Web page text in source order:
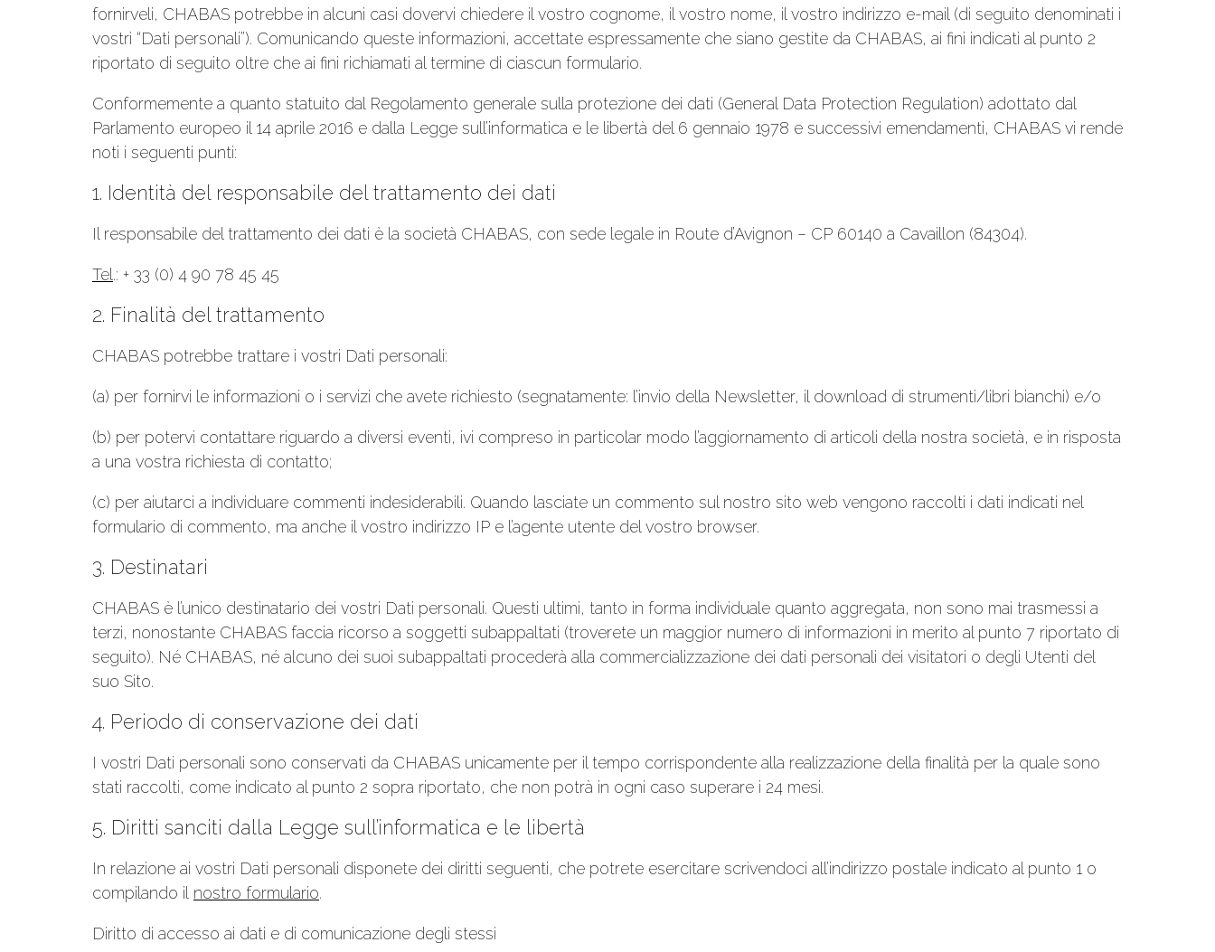
fornirveli, CHABAS potrebbe in alcuni casi dovervi chiedere il vostro cognome, il vostro nome, il vostro indirizzo e-mail (di seguito denominati i
vostri “Dati personali”). Comunicando queste informazioni, accettate espressamente che siano gestite da CHABAS, ai fini indicati al punto 2
riportato di seguito oltre che ai fini richiamati al termine di ciascun formulario.
Conformemente a quanto statuito dal Regolamento generale sulla protezione dei dati (General Data Protection Regulation) adottato dal
Parlamento europeo il 14 aprile 2016 e dalla Legge sull’informatica e le libertà del 6 gennaio 1978 e successivi emendamenti, CHABAS vi rende
noti i seguenti punti:
1. Identità del responsabile del trattamento dei dati
Il responsabile del trattamento dei dati è la società CHABAS, con sede legale in Route d’Avignon – CP 60140 a Cavaillon (84304).
Tel .: + 33 (0) 4 90 78 45 45
2. Finalità del trattamento
CHABAS potrebbe trattare i vostri Dati personali:
(a) per fornirvi le informazioni o i servizi che avete richiesto (segnatamente: l’invio della Newsletter, il download di strumenti/libri bianchi) e/o
(b) per potervi contattare riguardo a diversi eventi, ivi compreso in particolar modo l’aggiornamento di articoli della nostra società, e in risposta
a una vostra richiesta di contatto;
(c) per aiutarci a individuare commenti indesiderabili. Quando lasciate un commento sul nostro sito web vengono raccolti i dati indicati nel
formulario di commento, ma anche il vostro indirizzo IP e l’agente utente del vostro browser.
3. Destinatari
CHABAS è l’unico destinatario dei vostri Dati personali. Questi ultimi, tanto in forma individuale quanto aggregata, non sono mai trasmessi a
terzi, nonostante CHABAS faccia ricorso a soggetti subappaltati (troverete un maggior numero di informazioni in merito al punto 7 riportato di
seguito). Né CHABAS, né alcuno dei suoi subappaltati procederà alla commercializzazione dei dati personali dei visitatori o degli Utenti del
suo Sito.
4. Periodo di conservazione dei dati
I vostri Dati personali sono conservati da CHABAS unicamente per il tempo corrispondente alla realizzazione della finalità per la quale sono
stati raccolti, come indicato al punto 2 sopra riportato, che non potrà in ogni caso superare i 24 mesi.
5. Diritti sanciti dalla Legge sull’informatica e le libertà
In relazione ai vostri Dati personali disponete dei diritti seguenti, che potrete esercitare scrivendoci all’indirizzo postale indicato al punto 1 o
compilando il nostro formulario.
Diritto di accesso ai dati e di comunicazione degli stessi